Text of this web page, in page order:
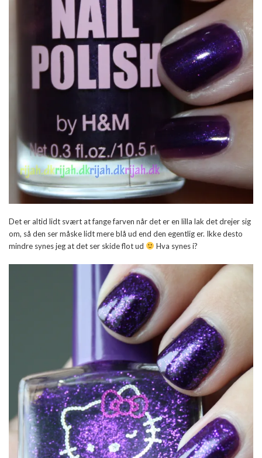
Det er altid lidt svært at fange farven når det er en lilla lak det drejer sig
om, så den ser måske lidt mere blå ud end den egentlig er. Ikke desto
mindre synes jeg at det ser skide flot ud
Hva synes i?